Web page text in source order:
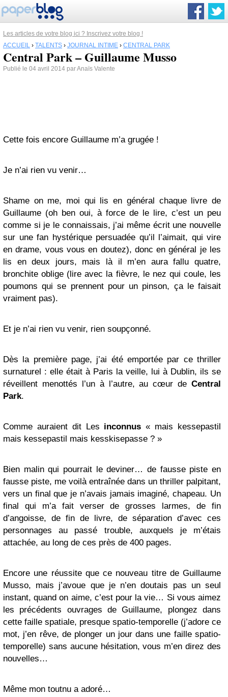
Les articles de votre blog ici ? Inscrivez votre blog !
ACCUEIL › TALENTS › JOURNAL INTIME › CENTRAL PARK
Central Park – Guillaume Musso
Publié le 04 avril 2014 par Anaïs Valente
Cette fois encore Guillaume m’a grugée !
Je n’ai rien vu venir…
Shame on me, moi qui lis en général chaque livre de
Guillaume (oh ben oui, à force de le lire, c’est un peu
comme si je le connaissais, j’ai même écrit une nouvelle
sur une fan hystérique persuadée qu’il l’aimait, qui vire
en drame, vous vous en doutez), donc en général je les
lis en deux jours, mais là il m’en aura fallu quatre,
bronchite oblige (lire avec la fièvre, le nez qui coule, les
poumons qui se prennent pour un pinson, ça le faisait
vraiment pas).
Et je n’ai rien vu venir, rien soupçonné.
Dès la première page, j’ai été emportée par ce thriller
surnaturel : elle était à Paris la veille, lui à Dublin, ils se
réveillent menottés l’un à l’autre, au cœur de Central
Park.
Comme auraient dit Les inconnus « mais kessepastil
mais kessepastil mais kesskisepasse ? »
Bien malin qui pourrait le deviner… de fausse piste en
fausse piste, me voilà entraînée dans un thriller palpitant,
vers un final que je n’avais jamais imaginé, chapeau. Un
final qui m’a fait verser de grosses larmes, de fin
d’angoisse, de fin de livre, de séparation d’avec ces
personnages au passé trouble, auxquels je m’étais
attachée, au long de ces près de 400 pages.
Encore une réussite que ce nouveau titre de Guillaume
Musso, mais j’avoue que je n’en doutais pas un seul
instant, quand on aime, c’est pour la vie… Si vous aimez
les précédents ouvrages de Guillaume, plongez dans
cette faille spatiale, presque spatio-temporelle (j’adore ce
mot, j’en rêve, de plonger un jour dans une faille spatio-
temporelle) sans aucune hésitation, vous m’en direz des
nouvelles…
Même mon toutnu a adoré…